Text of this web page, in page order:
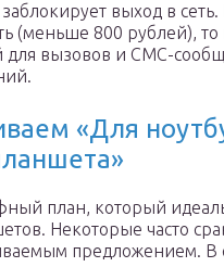
выход в сеть.
(меньше 800 рублей), то
для вызовов и СМС-
«Для
план, который
Некоторые часто
предложением. В